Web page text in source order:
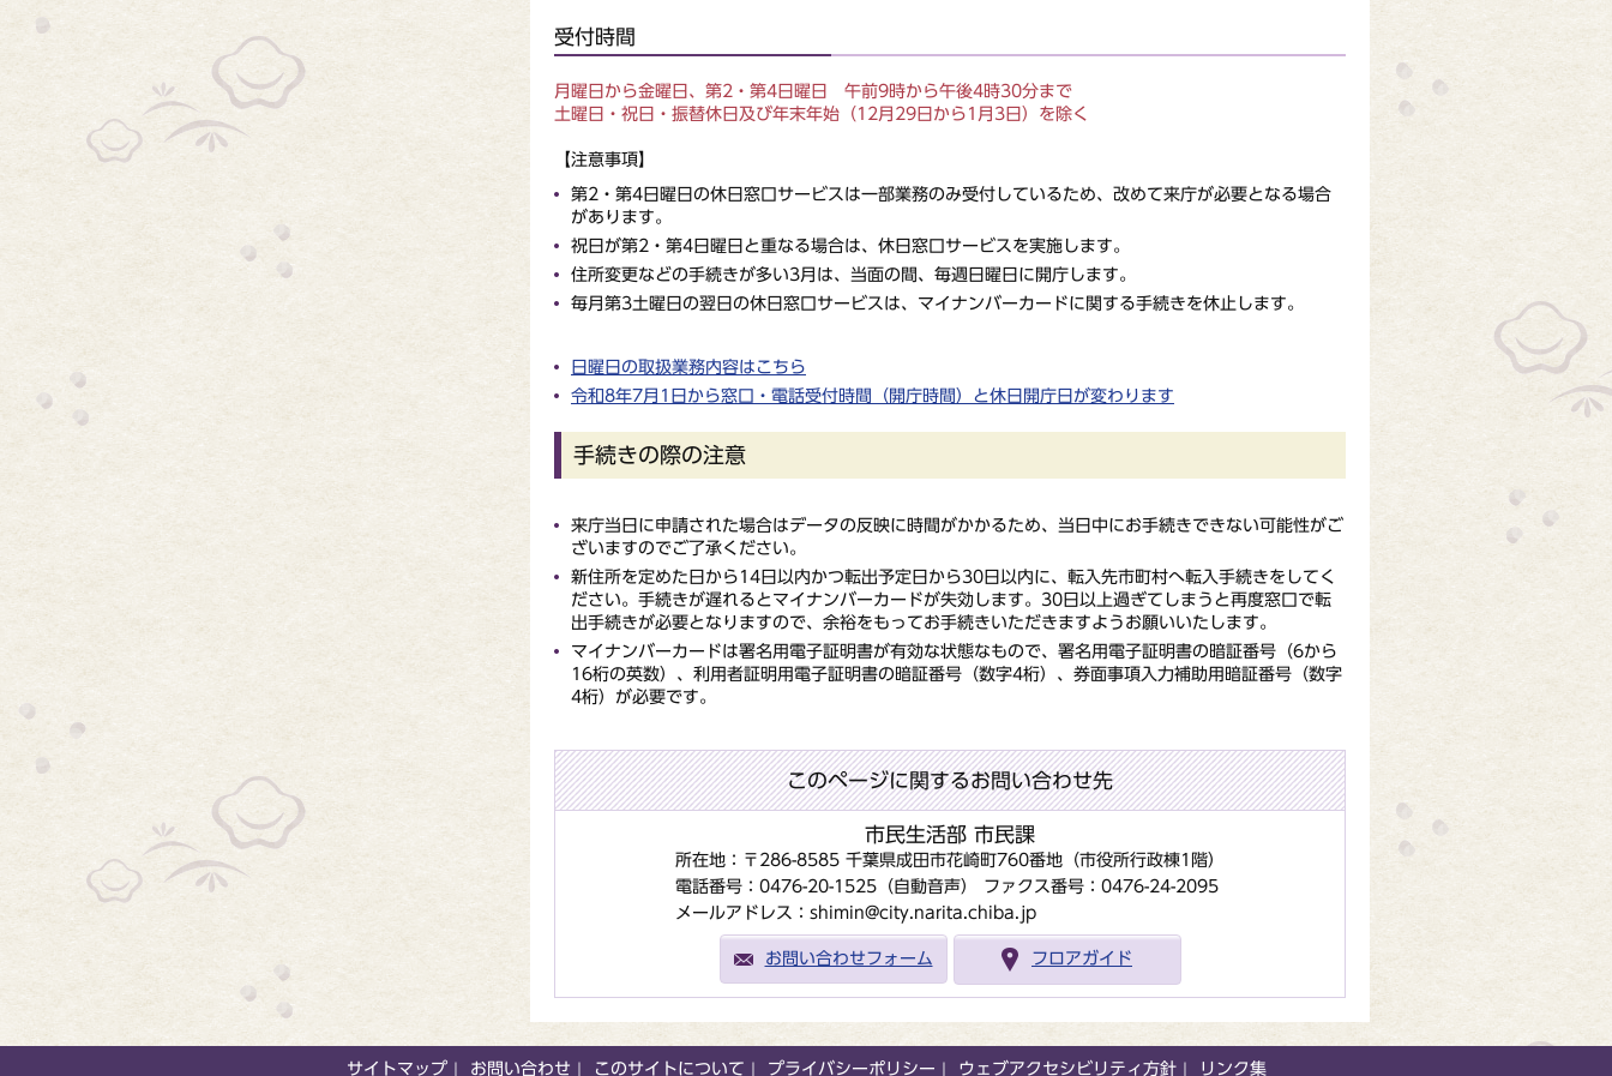
受付時間
月曜日から金曜日、第2・第4日曜日 午前9時から午後4時30分まで
土曜日・祝日・振替休日及び年末年始（12月29日から1月3日）を除く
【注意事項】
第2・第4日曜日の休日窓口サービスは一部業務のみ受付しているため、改めて来庁が必要となる場合
があります。
祝日が第2・第4日曜日と重なる場合は、休日窓口サービスを実施します。
住所変更などの手続きが多い3月は、当面の間、毎週日曜日に開庁します。
毎月第3土曜日の翌日の休日窓口サービスは、マイナンバーカードに関する手続きを休止します。
日曜日の取扱業務内容はこちら
令和8年7月1日から窓口・電話受付時間（開庁時間）と休日開庁日が変わります
手続きの際の注意
来庁当日に申請された場合はデータの反映に時間がかかるため、当日中にお手続きできない可能性がご
ざいますのでご了承ください。
新住所を定めた日から14日以内かつ転出予定日から30日以内に、転入先市町村へ転入手続きをしてく
ださい。手続きが遅れるとマイナンバーカードが失効します。30日以上過ぎてしまうと再度窓口で転
出手続きが必要となりますので、余裕をもってお手続きいただきますようお願いいたします。
マイナンバーカードは署名用電子証明書が有効な状態なもので、署名用電子証明書の暗証番号（6から
16桁の英数）、利用者証明用電子証明書の暗証番号（数字4桁）、券面事項入力補助用暗証番号（数字
4桁）が必要です。
このページに関するお問い合わせ先
市民生活部 市民課
所在地：〒286-8585 千葉県成田市花崎町760番地（市役所行政棟1階）
電話番号：0476-20-1525（自動音声）
ファクス番号：0476-24-2095
メールアドレス：shimin@city.narita.chiba.jp
お問い合わせフォーム フロアガイド
サイトマップ お問い合わせ このサイトについて プライバシーポリシー ウェブアクセシビリティ方針 リンク集